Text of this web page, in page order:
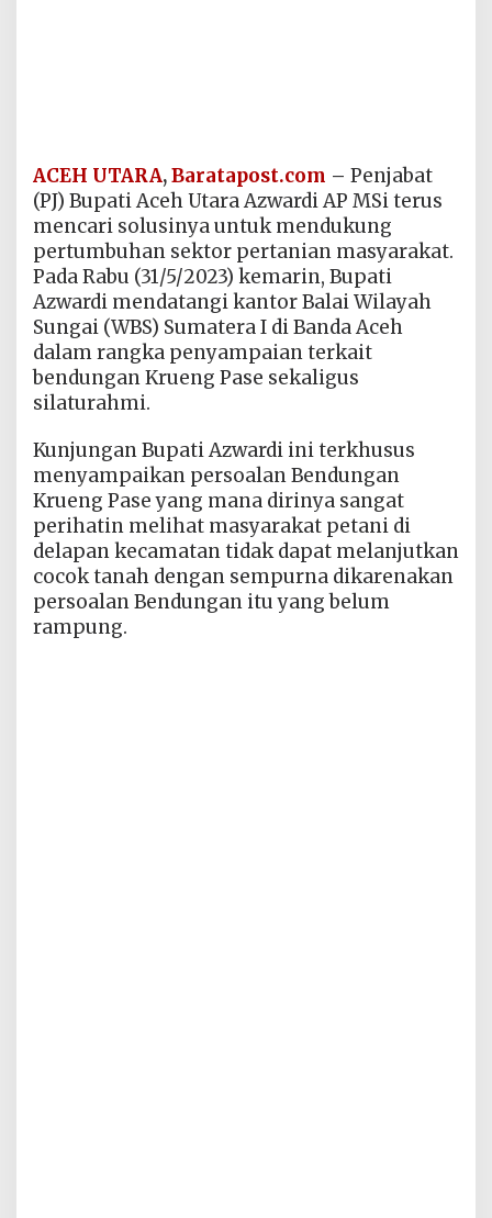
ACEH UTARA,Baratapost.com – Penjabat
(PJ) Bupati Aceh Utara Azwardi AP MSi terus
mencari solusinya untuk mendukung
pertumbuhan sektor pertanian masyarakat.
Pada Rabu (31/5/2023) kemarin, Bupati
Azwardi mendatangi kantor Balai Wilayah
Sungai (WBS) Sumatera I di Banda Aceh
dalam rangka penyampaian terkait
bendungan Krueng Pase sekaligus
silaturahmi.
Kunjungan Bupati Azwardi ini terkhusus
menyampaikan persoalan Bendungan
Krueng Pase yang mana dirinya sangat
perihatin melihat masyarakat petani di
delapan kecamatan tidak dapat melanjutkan
cocok tanah dengan sempurna dikarenakan
persoalan Bendungan itu yang belum
rampung.